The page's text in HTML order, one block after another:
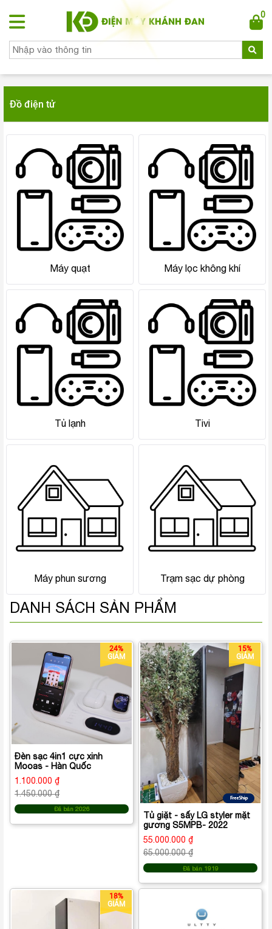
0
Đồ điện tử
Máy quạt Máy lọc không khí
Tủ lạnh Tivi
Máy phun sương Trạm sạc dự phòng
DANH SÁCH SẢN PHẨM
24%
GIẢM
Đèn sạc 4in1 cực xinh
Mooas - Hàn Quốc
1.100.000 ₫
1.450.000 ₫
Đã bán 2026
15%
GIẢM
Tủ giặt - sấy LG styler mặt
gương S5MPB- 2022
55.000.000 ₫
65.000.000 ₫
Đã bán 1919
18%
GIẢM